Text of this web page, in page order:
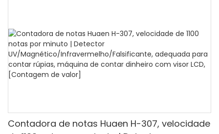
Contadora de notas Huaen H-307, velocidade